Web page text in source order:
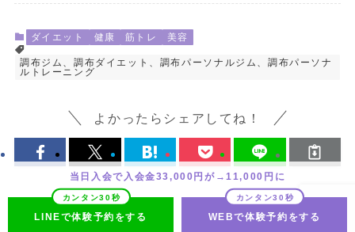
ダイエット 健康 筋トレ 美容
調布ジム、調布ダイエット、調布パーソナルジム、調布パーソナ
ルトレーニング
よかったらシェアしてね！
当日入会で入会金33,000円が→11,000円に
LINEで体験予約をする WEBで体験予約をする